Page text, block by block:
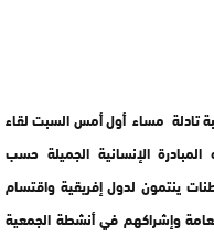
تادلة مساء أول أمس السبت لقاء
الإنسانية الجميلة حسب
ينتمون لدول إفريقية واقتسام
وإشراكهم في أنشطة الجمعية